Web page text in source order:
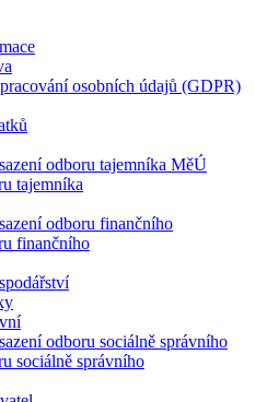
osobních údajů (GDPR)
odboru tajemníka MěÚ
tajemníka
odboru finančního
finančního
odboru sociálně správního
sociálně správního